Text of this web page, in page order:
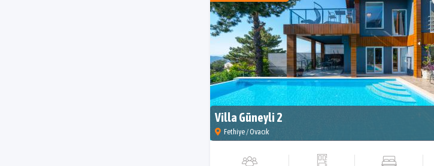
Villa Güneyli 2
Fethiye / Ovacık